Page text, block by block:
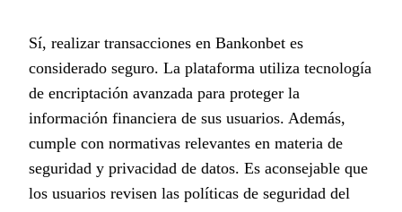
Sí, realizar transacciones en Bankonbet es
considerado seguro. La plataforma utiliza tecnología
de encriptación avanzada para proteger la
información financiera de sus usuarios. Además,
cumple con normativas relevantes en materia de
seguridad y privacidad de datos. Es aconsejable que
los usuarios revisen las políticas de seguridad del